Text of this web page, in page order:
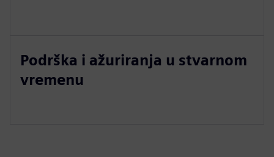
Podrška i ažuriranja u stvarnom
vremenu